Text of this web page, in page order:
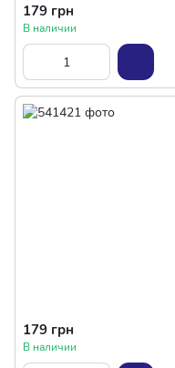
179 грн
В наличии
179 грн
В наличии